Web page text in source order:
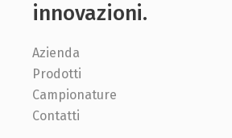
innovazioni.
Azienda
Prodotti
Campionature
Contatti